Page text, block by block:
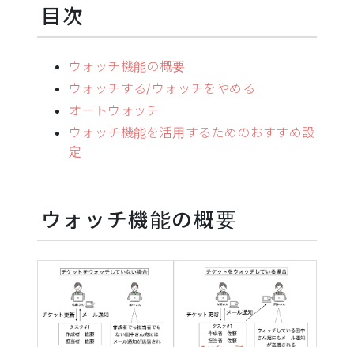
目次
ウォッチ機能の概要
ウォッチする/ウォッチをやめる
オートウォッチ
ウォッチ機能を活用するためのおすすめ設
定
ウォッチ機能の概要